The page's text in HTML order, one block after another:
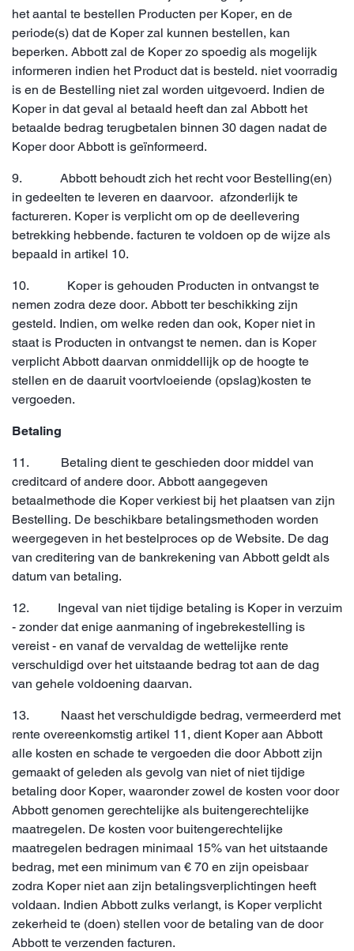
het aantal te bestellen Producten per Koper, en de
periode(s) dat de Koper zal kunnen bestellen, kan
beperken. Abbott zal de Koper zo spoedig als mogelijk
informeren indien het Product dat is besteld. niet voorradig
is en de Bestelling niet zal worden uitgevoerd. Indien de
Koper in dat geval al betaald heeft dan zal Abbott het
betaalde bedrag terugbetalen binnen 30 dagen nadat de
Koper door Abbott is geïnformeerd.
9. Abbott behoudt zich het recht voor Bestelling(en)
in gedeelten te leveren en daarvoor. afzonderlijk te
factureren. Koper is verplicht om op de deellevering
betrekking hebbende. facturen te voldoen op de wijze als
bepaald in artikel 10.
10. Koper is gehouden Producten in ontvangst te
nemen zodra deze door. Abbott ter beschikking zijn
gesteld. Indien, om welke reden dan ook, Koper niet in
staat is Producten in ontvangst te nemen. dan is Koper
verplicht Abbott daarvan onmiddellijk op de hoogte te
stellen en de daaruit voortvloeiende (opslag)kosten te
vergoeden.
Betaling
11. Betaling dient te geschieden door middel van
creditcard of andere door. Abbott aangegeven
betaalmethode die Koper verkiest bij het plaatsen van zijn
Bestelling. De beschikbare betalingsmethoden worden
weergegeven in het bestelproces op de Website. De dag
van creditering van de bankrekening van Abbott geldt als
datum van betaling.
12. Ingeval van niet tijdige betaling is Koper in verzuim
- zonder dat enige aanmaning of ingebrekestelling is
vereist - en vanaf de vervaldag de wettelijke rente
verschuldigd over het uitstaande bedrag tot aan de dag
van gehele voldoening daarvan.
13. Naast het verschuldigde bedrag, vermeerderd met
rente overeenkomstig artikel 11, dient Koper aan Abbott
alle kosten en schade te vergoeden die door Abbott zijn
gemaakt of geleden als gevolg van niet of niet tijdige
betaling door Koper, waaronder zowel de kosten voor door
Abbott genomen gerechtelijke als buitengerechtelijke
maatregelen. De kosten voor buitengerechtelijke
maatregelen bedragen minimaal 15% van het uitstaande
bedrag, met een minimum van € 70 en zijn opeisbaar
zodra Koper niet aan zijn betalingsverplichtingen heeft
voldaan. Indien Abbott zulks verlangt, is Koper verplicht
zekerheid te (doen) stellen voor de betaling van de door
Abbott te verzenden facturen.